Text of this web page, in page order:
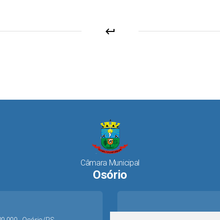
keyboard_return
Câmara Municipal
Osório